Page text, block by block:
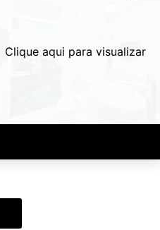
Clique aqui para visualizar